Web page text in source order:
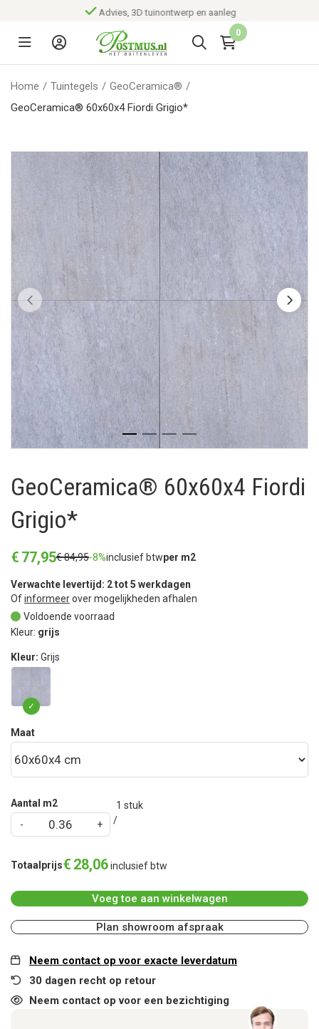
Advies, 3D tuinontwerp en aanleg
0
Home / Tuintegels / GeoCeramica® /
GeoCeramica® 60x60x4 Fiordi Grigio*
GeoCeramica® 60x60x4 Fiordi
Grigio*
€ 77,95€84,95-8%inclusief btwper m2
Verwachte levertijd: 2 tot 5 werkdagen
Ofinformeerover mogelijkheden afhalen
Voldoende voorraad
Kleur: grijs
Kleur: Grijs
Maat
Aantal m2 1 stuk
Totaalprijs€ 28,06inclusief btw
Voeg toe aan winkelwagen
Plan showroom afspraak
Neem contact op voor exacte leverdatum
30 dagen recht op retour
Neem contact op voor een bezichtiging